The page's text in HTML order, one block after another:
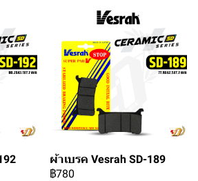
ผ้าเบรค Vesrah SD-189
฿780